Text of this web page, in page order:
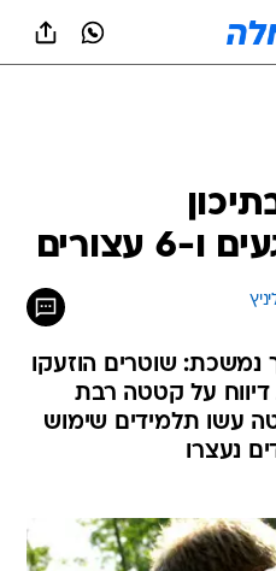
נמשכת: שוטרים הוזעקו
על קטטה רבת
עשו תלמידים שימוש
נעצרו